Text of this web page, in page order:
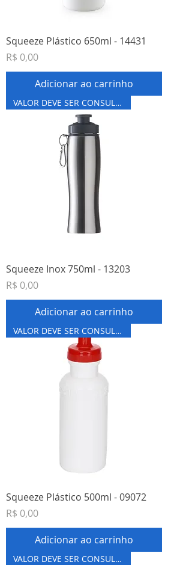
Squeeze Plástico 650ml - 14431
Preço
R$ 0,00
Adicionar ao carrinho
VALOR DEVE SER CONSULTADO
Squeeze Inox 750ml - 13203
Preço
R$ 0,00
Adicionar ao carrinho
VALOR DEVE SER CONSULTADO
Squeeze Plástico 500ml - 09072
Preço
R$ 0,00
Adicionar ao carrinho
VALOR DEVE SER CONSULTADO